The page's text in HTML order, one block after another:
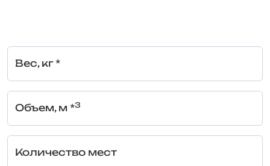
Вес, кг *
Объем, м *3
Количество мест